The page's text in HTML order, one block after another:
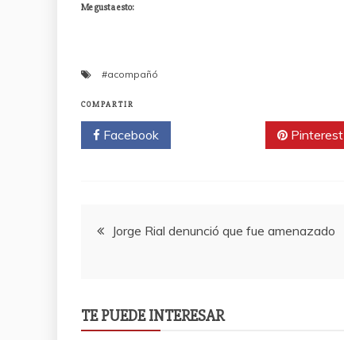
Me gusta esto:
#acompañó
COMPARTIR
Facebook Pinterest
Navegación
entradas
Jorge Rial denunció que fue amenazado
TE PUEDE INTERESAR